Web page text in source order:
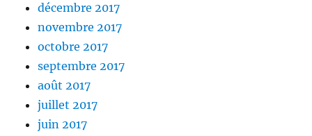
décembre 2017
novembre 2017
octobre 2017
septembre 2017
août 2017
juillet 2017
juin 2017